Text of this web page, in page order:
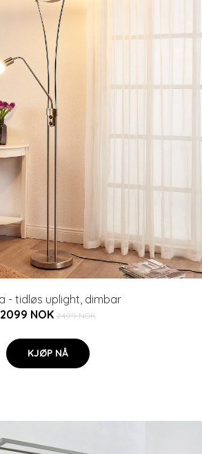
- tidløs uplight, dimbar
2099 NOK 2499 NOK
KJØP NÅ